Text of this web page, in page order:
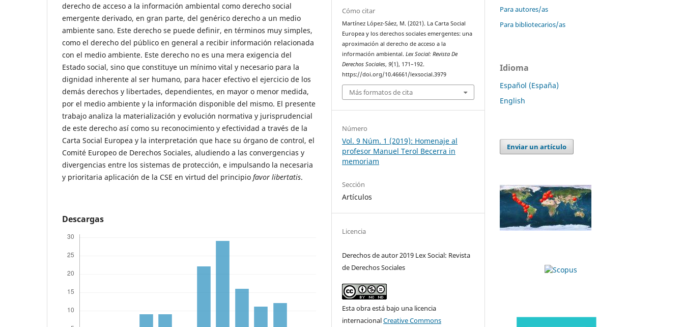
derecho de acceso a la información ambiental como derecho social
emergente derivado, en gran parte, del genérico derecho a un medio
ambiente sano. Este derecho se puede definir, en términos muy simples,
como el derecho del público en general a recibir información relacionada
con el medio ambiente. Este derecho no es una mera exigencia del
Estado social, sino que constituye un mínimo vital y necesario para la
dignidad inherente al ser humano, para hacer efectivo el ejercicio de los
demás derechos y libertades, dependientes, en mayor o menor medida,
por el medio ambiente y la información disponible del mismo. El presente
trabajo analiza la materialización y evolución normativa y jurisprudencial
de este derecho así como su reconocimiento y efectividad a través de la
Carta Social Europea y la interpretación que hace su órgano de control, el
Comité Europeo de Derechos Sociales, aludiendo a las convergencias y
divergencias entre los sistemas de protección, e impulsando la necesaria
y prioritaria aplicación de la CSE en virtud del principio favor libertatis.
Descargas
Cómo citar
Martínez López-Sáez, M. (2021). La Carta Social
Europea y los derechos sociales emergentes: una
aproximación al derecho de acceso a la
información ambiental.Lex Social: Revista De
Derechos Sociales,9(1), 171–192.
https://doi.org/10.46661/lexsocial.3979
Más formatos de cita
Número
Vol. 9 Núm. 1 (2019): Homenaje al
profesor Manuel Terol Becerra in
memoriam
Sección
Artículos
Licencia
Derechos de autor 2019 Lex Social: Revista
de Derechos Sociales
Esta obra está bajo una licencia
internacionalCreative Commons
Para autores/as
Para bibliotecarios/as
Idioma
Español (España)
English
Enviar un artículo